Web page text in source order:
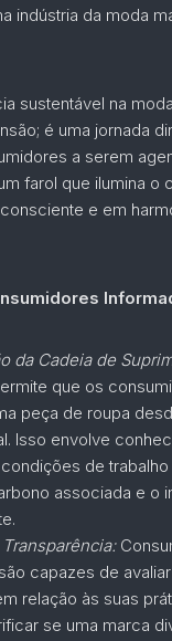
indústria da moda
sustentável na
é uma jornada
a serem
farol que ilumina o
e em
da Cadeia de
que os
peça de roupa
Isso envolve
de
associada e o
capazes de
relação às suas
se uma marca